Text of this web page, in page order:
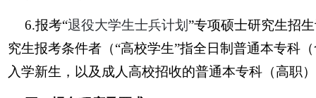
6.报考“退役大学生士兵计划”专项硕士研究生招
究生报考条件者（“高校学生”指全日制普通本专科
入学新生，以及成人高校招收的普通本专科（高职